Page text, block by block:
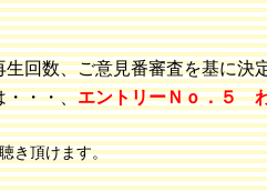
回数、ご意見番審査を基に決
・・・、エントリーＮｏ．５
き頂けます。